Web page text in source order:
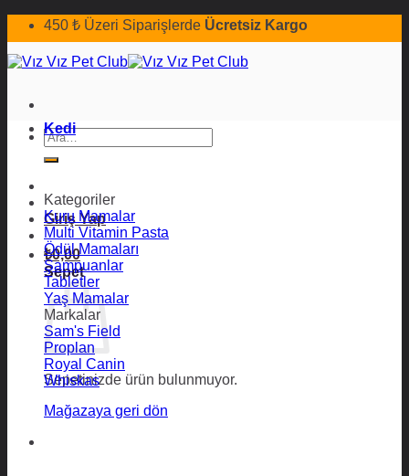
İçeriğe450 ₺ Üzeri Siparişlerde Ücretsiz Kargo
Ara:
Giriş Yap
₺0,00
Sepet
Sepetinizde ürün bulunmuyor.
Mağazaya geri dön
Kedi
Kategoriler
Kuru Mamalar
Multi Vitamin Pasta
Ödül Mamaları
Şampuanlar
Tabletler
Yaş Mamalar
Markalar
Sam's Field
Proplan
Royal Canin
Whiskas